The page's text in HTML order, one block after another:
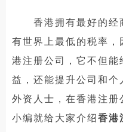
香港拥有最好的经
有世界上最低的税率，
港注册公司，它不但能
益，还能提升公司和
外资人士，在香港注册
小编就给大家介绍香港